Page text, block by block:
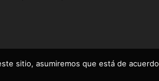
sitio, asumiremos que está de